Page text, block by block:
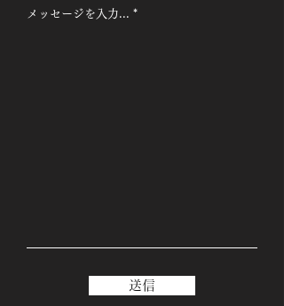
メッセージを入力...
送信